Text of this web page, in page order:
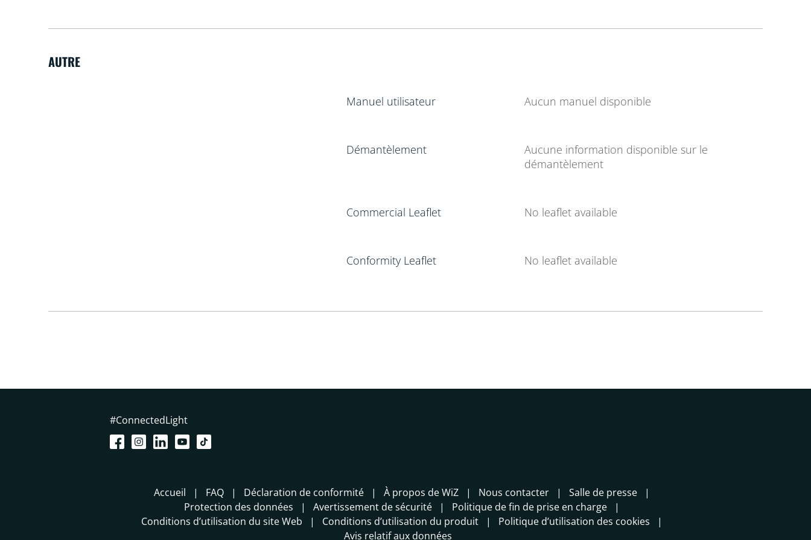
AUTRE
Manuel utilisateur Aucun manuel disponible
Démantèlement
Aucune information disponible sur le
démantèlement
Commercial Leaflet No leaflet available
Conformity Leaflet No leaflet available
#ConnectedLight
Accueil FAQ Déclaration de conformité À propos de WiZ Nous contacter
Salle de presse
Protection des données
Avertissement de sécurité
Politique de fin de prise en charge
Conditions d’utilisation du site Web
Conditions d’utilisation du produit
Politique d’utilisation des cookies
Avis relatif aux données